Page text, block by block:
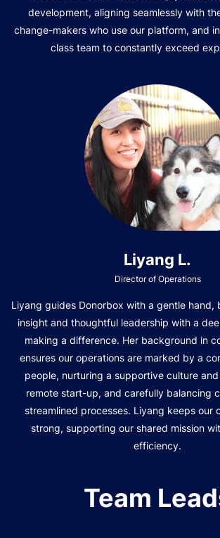
development, aligning seamlessly with
change-makers who use our platform, and
class team to constantly exceed
Liyang L.
Director of Operations
Liyang guides Donorbox with a gentle hand,
insight and thoughtful leadership with a
making a difference. Her background in
ensures our operations are marked by a
people, nurturing a supportive culture
remote start-up, and carefully balancing
streamlined processes. Liyang keeps our
strong, supporting our shared mission
efficiency.
Team